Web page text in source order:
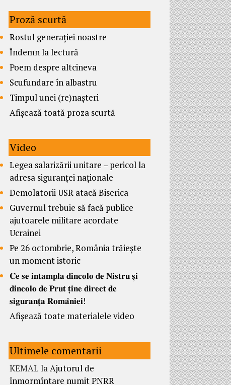
Proză scurtă
Rostul generației noastre
Îndemn la lectură
Poem despre altcineva
Scufundare în albastru
Timpul unei (re)nașteri
Afișează toată proza scurtă
Video
Legea salarizării unitare – pericol la
adresa siguranței naționale
Demolatorii USR atacă Biserica
Guvernul trebuie să facă publice
ajutoarele militare acordate
Ucrainei
Pe 26 octombrie, România trăiește
un moment istoric
𝐂𝐞 𝐬𝐞 𝐢𝐧𝐭𝐚𝐦𝐩𝐥𝐚 𝐝𝐢𝐧𝐜𝐨𝐥𝐨 𝐝𝐞 𝐍𝐢𝐬𝐭𝐫𝐮 𝐬̦𝐢
𝐝𝐢𝐧𝐜𝐨𝐥𝐨 𝐝𝐞 𝐏𝐫𝐮𝐭 𝐭̦𝐢𝐧𝐞 𝐝𝐢𝐫𝐞𝐜𝐭 𝐝𝐞
𝐬𝐢𝐠𝐮𝐫𝐚𝐧𝐭̦𝐚 𝐑𝐨𝐦𝐚̂𝐧𝐢𝐞𝐢!
Afișează toate materialele video
Ultimele comentarii
KEMAL laAjutorul de
înmormîntare numit PNRR